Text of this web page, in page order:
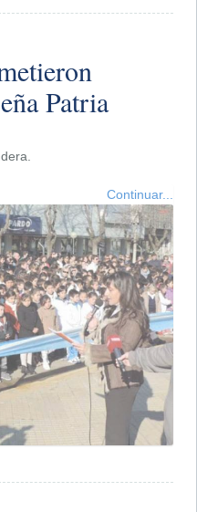
Patria
Continuar...